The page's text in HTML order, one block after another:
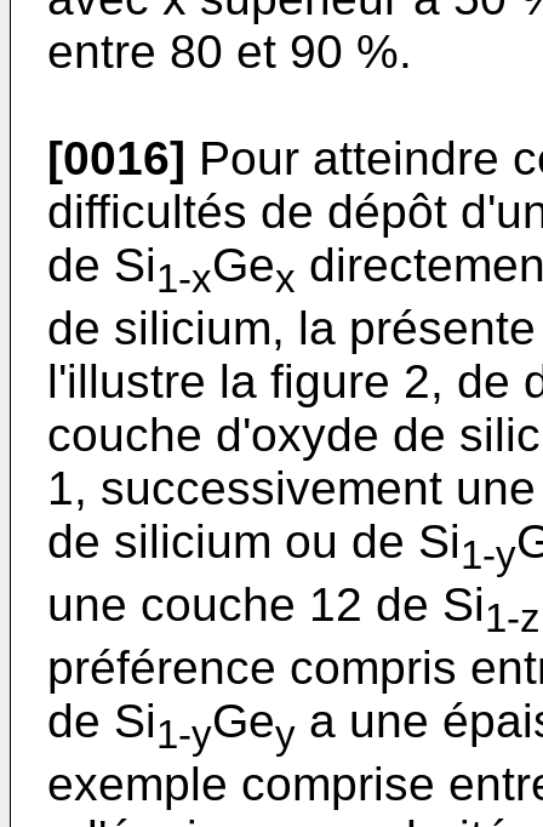
entre 80 et 90 %.
[0016] Pour atteindre
difficultés de dépôt
de Si1-xGex
de silicium, la
l'illustre la figure 2, de
couche d'oxyde de
1, successivement
de silicium ou de Si1-y
une couche 12 de Si1-z
préférence compris
de Si1-yGey a une
exemple comprise